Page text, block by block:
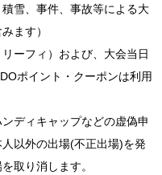
積雪、事件、事故等による大
ます）
リーフィ）および、大会当日
ポイント・クーポンは利用
ディキャップなどの虚偽申
以外の出場(不正出場)を発
取り消します。